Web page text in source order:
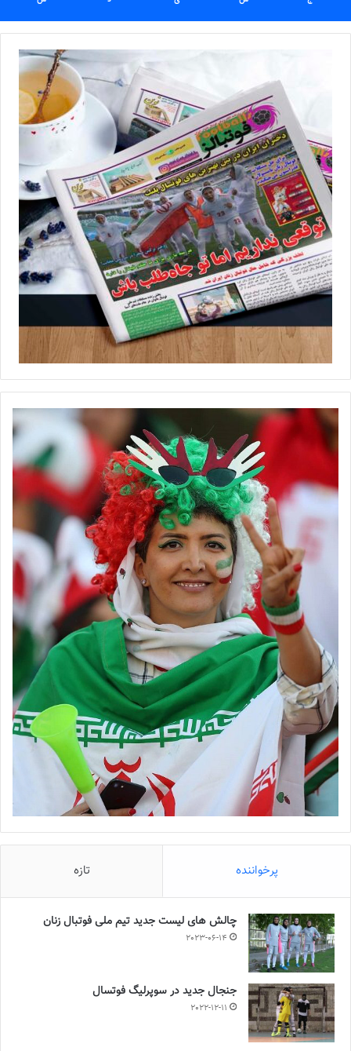
ویتنام با این تساوی 4 امتیازی شد و به صدر جدول رقابت‌ها صعود کرد و
تیم ملی ایران هم با یک امتیاز در رتبه سوم حضور دارد. البته که هنوز
دیدار تیم‌های ملی ازبکستان و چین انجام نشده و ازبک‌ها شانس
رسیدن به صدر را دارند و چینی‌ها هم می‌توانند از ایران در جدول
رده‌بندی رقابت‌ها عبور کنند. در آخرین بازی در تورنمنت بین‌المللی چین،
تیم ملی فوتسال زنان ایران روز دوشنبه 22 تیرماه از ساعت 14:30 به
وقت تهران به مصاف چین خواهد رفت.
ویتنامی‌ها هم تاریخ‌ساز شدند!
تیم ملیفوتسال زنانویتنام در شرایطی امروز در آستانه کسب پیروزی
برابر ایران بود و در لحظات پایانی نتیجه برد را با تساوی عوض کرد که
هیچ‌گاه برابر ایران حتی موفق به گلزنی هم نشده بود! ویتنامی‌ها در 2
رویارویی‌شان با تیم ملی فوتسال زنان ایران در مسابقات داخل سالن
آسیا و جام ملت‌های آسیا شکست‌های یک‌گله و 5 گله را متحمل شده
بودند و امروز توانستند هم برای اولین‌بار به ایران گل بزنند و هم این تیم
را متوقف کنند تا بعد از برد تاریخی ازبکستان، حالا ویتنامی‌ها هم موفق
به تاریخ‌سازی برابر ایران شوند و بیش از پیش ضعف تیم ملی ایران و
دوران افول این تیم نمایان شود!
💻منبع:فوتبال360 📸عکس:فدراسیون فوتبال
◾️با فوتبالز همراه شوید◾️فوتبالز را در اینستاگرام دنبال کنید
footballs.women@
پرخواننده تازه
چالش هاى ليست جدید تيم ملى فوتبال زنان
2023-06-14
جنجال جدید در سوپرلیگ فوتسال
2022-12-11